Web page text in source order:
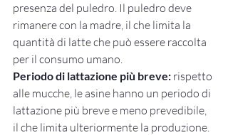
presenza del puledro. Il puledro deve
rimanere con la madre, il che limita la
quantità di latte che può essere raccolta
per il consumo umano.
Periodo di lattazione più breve: rispetto
alle mucche, le asine hanno un periodo di
lattazione più breve e meno prevedibile,
il che limita ulteriormente la produzione.